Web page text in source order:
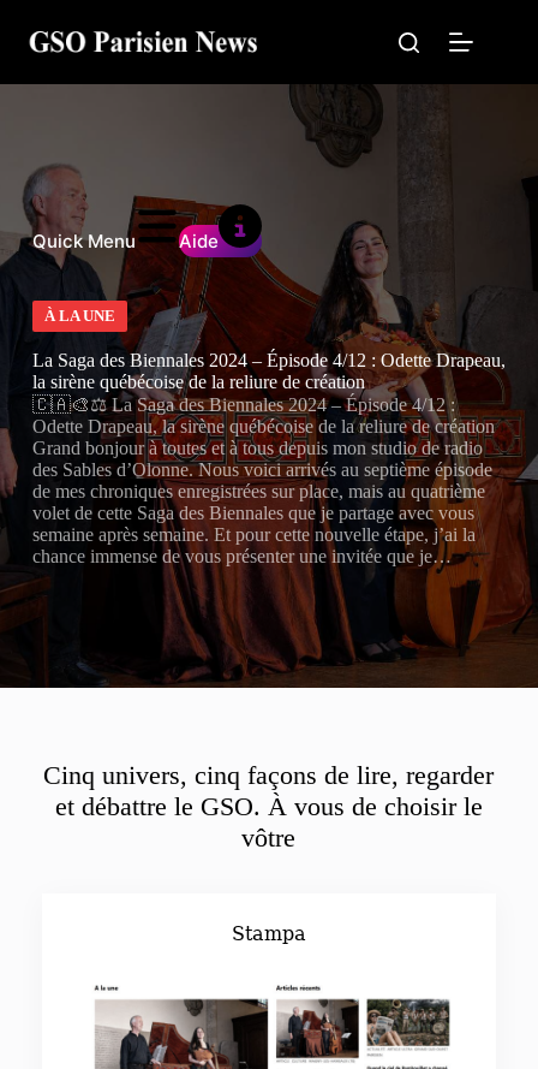
contenu
Quick Menu Aide
À LA UNE
La Saga des Biennales 2024 – Épisode 4/12 : Odette Drapeau,
la sirène québécoise de la reliure de création
🇨🇦🎨⚖️ La Saga des Biennales 2024 – Épisode 4/12 :
Odette Drapeau, la sirène québécoise de la reliure de création
Grand bonjour à toutes et à tous depuis mon studio de radio
des Sables d’Olonne. Nous voici arrivés au septième épisode
de mes chroniques enregistrées sur place, mais au quatrième
volet de cette Saga des Biennales que je partage avec vous
semaine après semaine. Et pour cette nouvelle étape, j’ai la
chance immense de vous présenter une invitée que je…
Cinq univers, cinq façons de lire, regarder
et débattre le GSO. À vous de choisir le
vôtre
Stampa